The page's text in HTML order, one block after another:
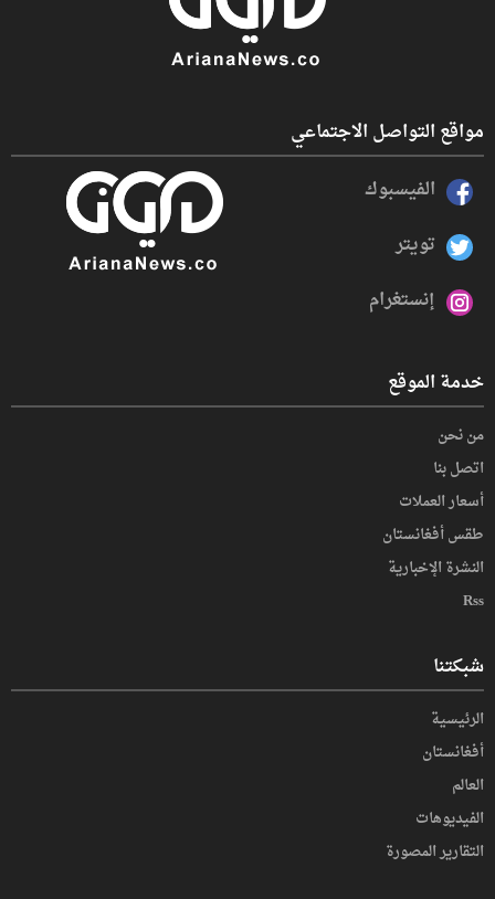
مواقع التواصل الاجتماعي
الفيسبوك
تويتر
إنستغرام
خدمة الموقع
من نحن
اتصل بنا
أسعار العملات
طقس أفغانستان
النشرة الإخبارية
Rss
شبكتنا
الرئيسية
أفغانستان
العالم
الفیدیوهات
التقاریر المصورة